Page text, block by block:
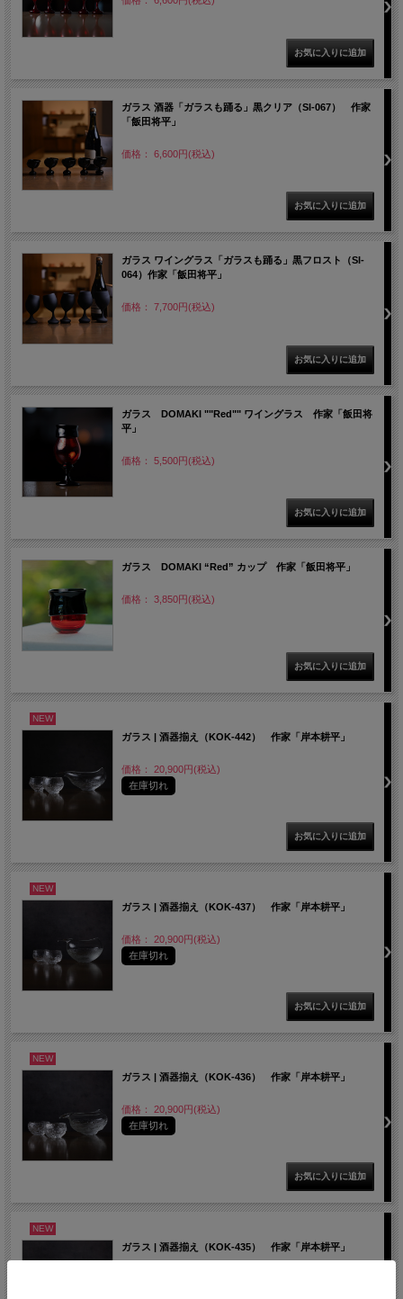
ガラス 酒器「ガラスも踊る」黒クリア（SI-067） 作家
「飯田将平」
価格： 6,600円(税込)
ガラス ワイングラス「ガラスも踊る」黒フロスト（SI-
064）作家「飯田将平」
価格： 7,700円(税込)
ガラス DOMAKI ""Red"" ワイングラス 作家「飯田将
平」
価格： 5,500円(税込)
ガラス DOMAKI “Red” カップ 作家「飯田将平」
価格： 3,850円(税込)
NEW
ガラス | 酒器揃え（KOK-442） 作家「岸本耕平」
価格： 20,900円(税込)
在庫切れ
NEW
ガラス | 酒器揃え（KOK-437） 作家「岸本耕平」
価格： 20,900円(税込)
在庫切れ
NEW
ガラス | 酒器揃え（KOK-436） 作家「岸本耕平」
価格： 20,900円(税込)
在庫切れ
NEW
ガラス | 酒器揃え（KOK-435） 作家「岸本耕平」